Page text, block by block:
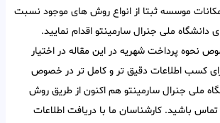
موسسه ثبتا از انواع روش های موجود نسبت
دانشگاه ملی جنرال سارمینتو اقدام نمایید.
نحوه پرداخت شهریه در این مقاله در اختیار
کسب اطلاعات دقیق تر و کامل تر در خصوص
ملی جنرال سارمینتو هم اکنون از طریق روش
تماس باشید. کارشناسان ما با دریافت اطلاعات